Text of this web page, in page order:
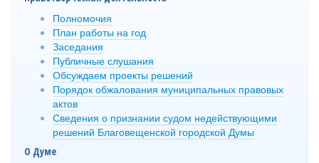
Полномочия
План работы на год
Заседания
Публичные слушания
Обсуждаем проекты решений
Порядок обжалования муниципальных правовых
актов
Сведения о признании судом недействующими
решений Благовещенской городской Думы
О Думе